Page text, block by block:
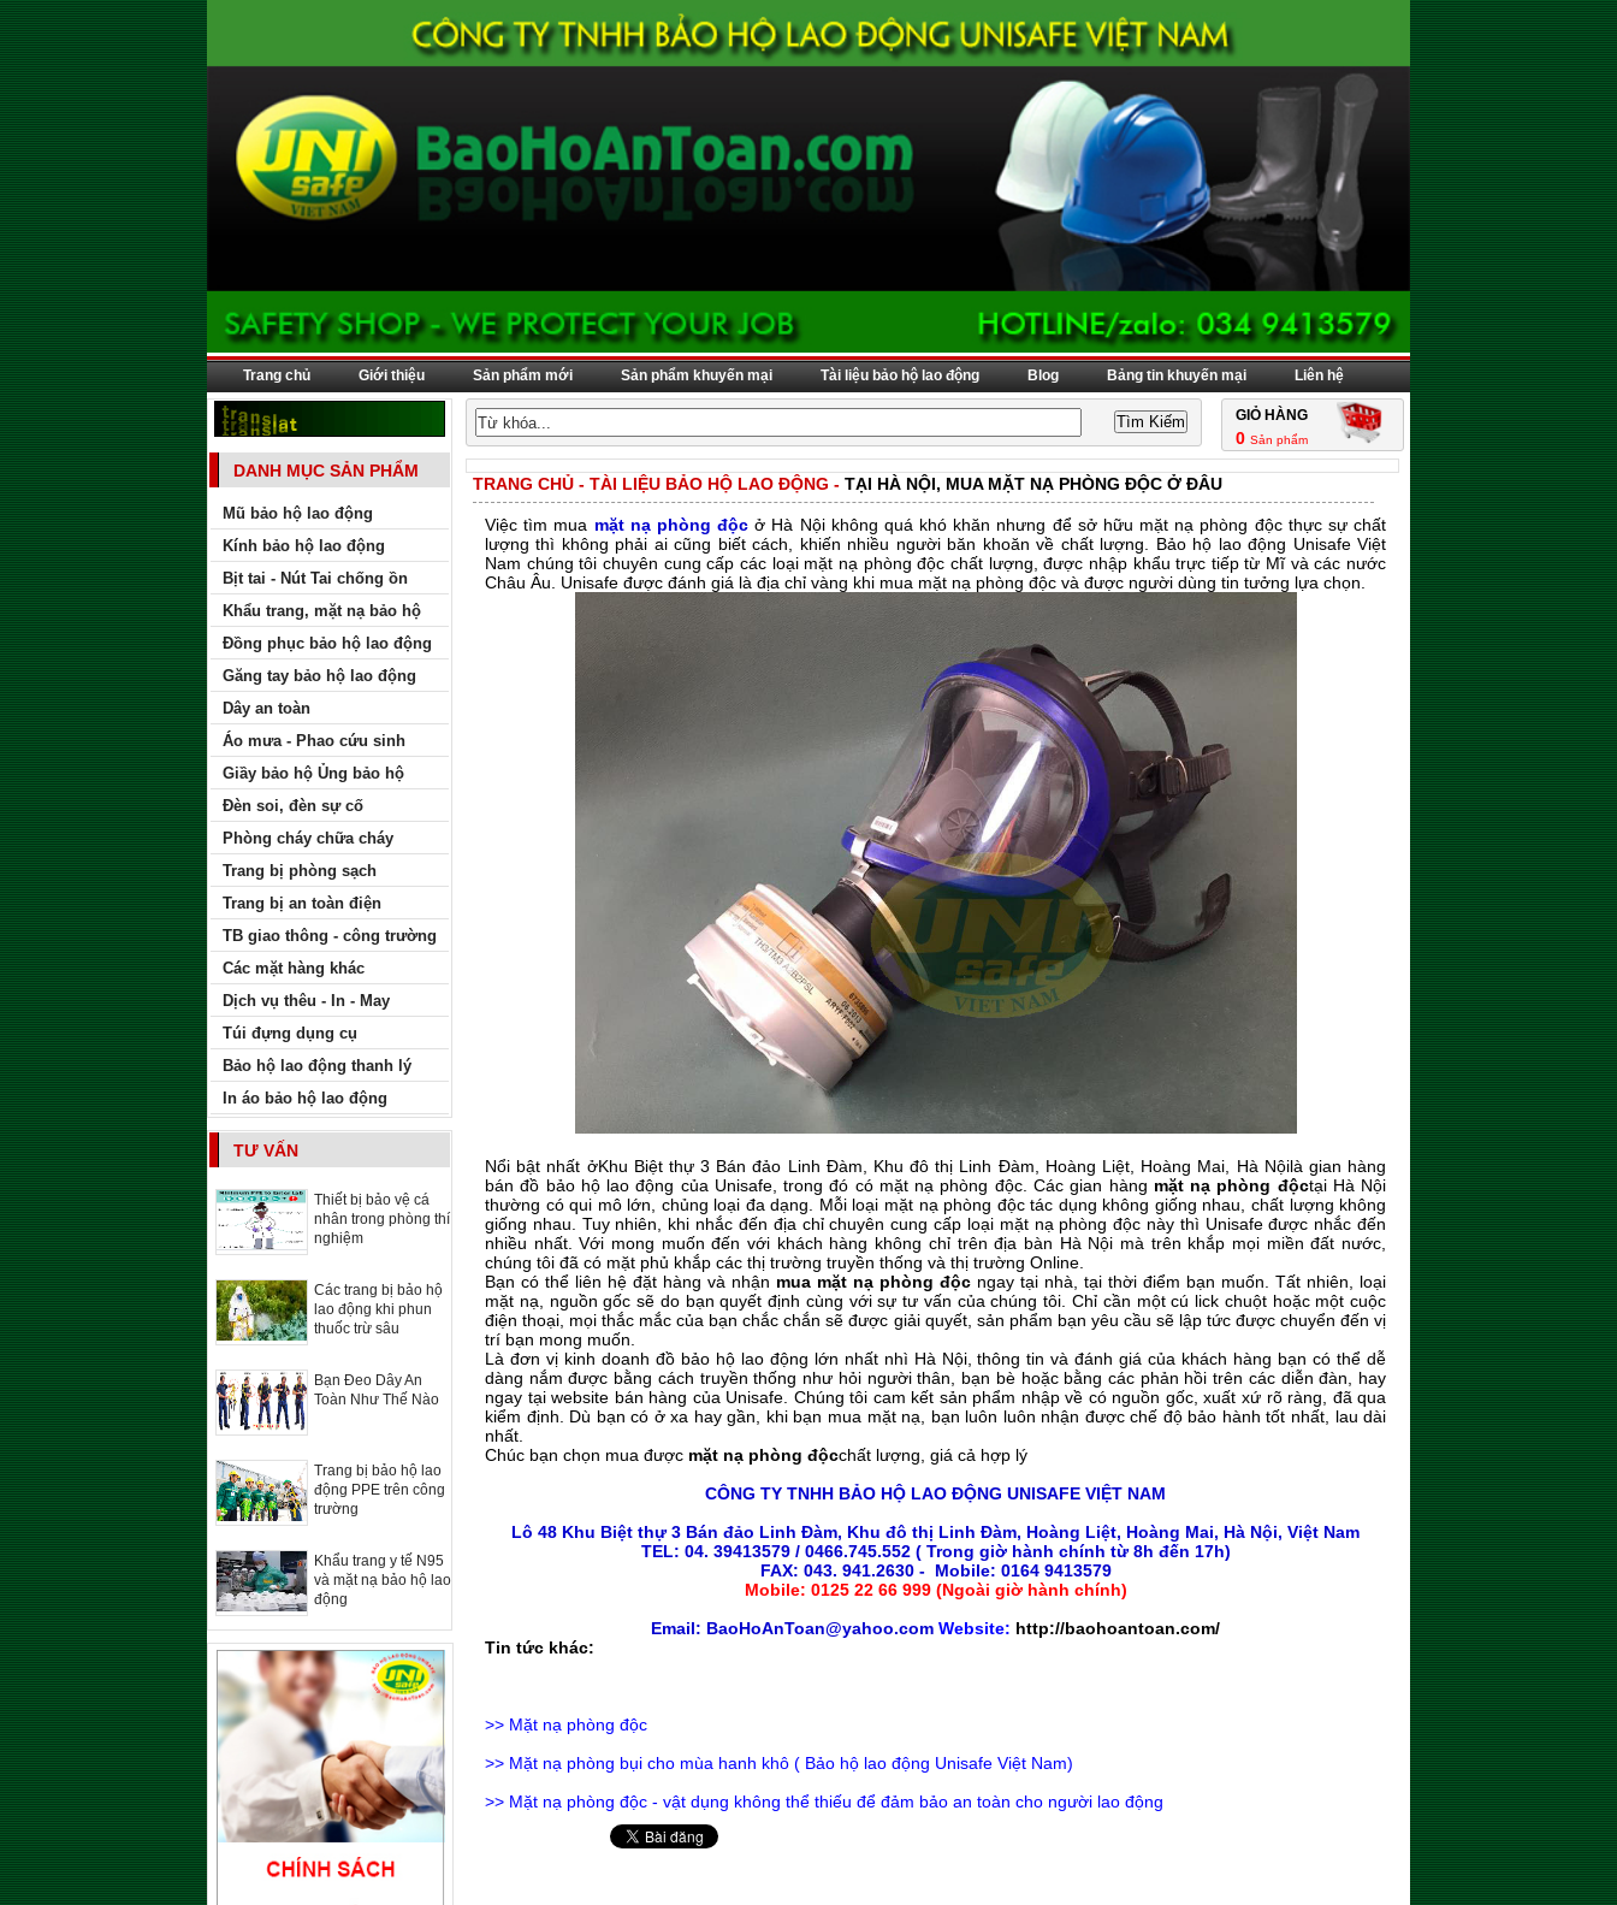
Trang chủ Giới thiệu Sản phẩm mới Sản phẩm khuyến mại Tài liệu bảo hộ lao động Blog Bảng tin khuyến mại Liên hệ
DANH MỤC SẢN PHẨM
Mũ bảo hộ lao động
Kính bảo hộ lao động
Bịt tai - Nút Tai chống ồn
Khẩu trang, mặt nạ bảo hộ
Đồng phục bảo hộ lao động
Găng tay bảo hộ lao động
Dây an toàn
Áo mưa - Phao cứu sinh
Giầy bảo hộ Ủng bảo hộ
Đèn soi, đèn sự cố
Phòng cháy chữa cháy
Trang bị phòng sạch
Trang bị an toàn điện
TB giao thông - công trường
Các mặt hàng khác
Dịch vụ thêu - In - May
Túi đựng dụng cụ
Bảo hộ lao động thanh lý
In áo bảo hộ lao động
TƯ VẤN
Thiết bị bảo vệ cá
nhân trong phòng thí
nghiệm
Các trang bị bảo hộ
lao động khi phun
thuốc trừ sâu
Bạn Đeo Dây An
Toàn Như Thế Nào
Trang bị bảo hộ lao
động PPE trên công
trường
Khẩu trang y tế N95
và mặt nạ bảo hộ lao
động
GIỎ HÀNG
0 Sản phẩm
TRANG CHỦ - TÀI LIỆU BẢO HỘ LAO ĐỘNG - TẠI HÀ NỘI, MUA MẶT NẠ PHÒNG ĐỘC Ở ĐÂU
Việc tìm mua mặt nạ phòng độc ở Hà Nội không quá khó khăn nhưng để sở hữu mặt nạ phòng độc thực sự chất
lượng thì không phải ai cũng biết cách, khiến nhiều người băn khoăn về chất lượng. Bảo hộ lao động Unisafe Việt
Nam chúng tôi chuyên cung cấp các loại mặt nạ phòng độc chất lượng, được nhập khẩu trực tiếp từ Mĩ và các nước
Châu Âu. Unisafe được đánh giá là địa chỉ vàng khi mua mặt nạ phòng độc và được người dùng tin tưởng lựa chọn.
Nổi bật nhất ởKhu Biệt thự 3 Bán đảo Linh Đàm, Khu đô thị Linh Đàm, Hoàng Liệt, Hoàng Mai, Hà Nộilà gian hàng
bán đồ bảo hộ lao động của Unisafe, trong đó có mặt nạ phòng độc. Các gian hàng mặt nạ phòng độctại Hà Nội
thường có qui mô lớn, chủng loại đa dạng. Mỗi loại mặt nạ phòng độc tác dụng không giống nhau, chất lượng không
giống nhau. Tuy nhiên, khi nhắc đến địa chỉ chuyên cung cấp loại mặt nạ phòng độc này thì Unisafe được nhắc đến
nhiều nhất. Với mong muốn đến với khách hàng không chỉ trên địa bàn Hà Nội mà trên khắp mọi miền đất nước,
chúng tôi đã có mặt phủ khắp các thị trường truyền thống và thị trường Online.
Bạn có thể liên hệ đặt hàng và nhận mua mặt nạ phòng độc ngay tại nhà, tại thời điểm bạn muốn. Tất nhiên, loại
mặt nạ, nguồn gốc sẽ do bạn quyết định cùng với sự tư vấn của chúng tôi. Chỉ cần một cú lick chuột hoặc một cuộc
điện thoại, mọi thắc mắc của bạn chắc chắn sẽ được giải quyết, sản phẩm bạn yêu cầu sẽ lập tức được chuyển đến vị
trí bạn mong muốn.
Là đơn vị kinh doanh đồ bảo hộ lao động lớn nhất nhì Hà Nội, thông tin và đánh giá của khách hàng bạn có thể dễ
dàng nắm được bằng cách truyền thống như hỏi người thân, bạn bè hoặc bằng các phản hồi trên các diễn đàn, hay
ngay tại website bán hàng của Unisafe. Chúng tôi cam kết sản phẩm nhập về có nguồn gốc, xuất xứ rõ ràng, đã qua
kiểm định. Dù bạn có ở xa hay gần, khi bạn mua mặt nạ, bạn luôn luôn nhận được chế độ bảo hành tốt nhất, lau dài
nhất.
Chúc bạn chọn mua được mặt nạ phòng độcchất lượng, giá cả hợp lý
CÔNG TY TNHH BẢO HỘ LAO ĐỘNG UNISAFE VIỆT NAM
Lô 48 Khu Biệt thự 3 Bán đảo Linh Đàm, Khu đô thị Linh Đàm, Hoàng Liệt, Hoàng Mai, Hà Nội, Việt Nam
TEL: 04. 39413579 / 0466.745.552 ( Trong giờ hành chính từ 8h đến 17h)
FAX: 043. 941.2630 - Mobile: 0164 9413579
Mobile: 0125 22 66 999 (Ngoài giờ hành chính)
Email: BaoHoAnToan@yahoo.comWebsite: http://baohoantoan.com/
Tin tức khác:
>> Mặt nạ phòng độc
>> Mặt nạ phòng bụi cho mùa hanh khô ( Bảo hộ lao động Unisafe Việt Nam)
>> Mặt nạ phòng độc - vật dụng không thể thiếu để đảm bảo an toàn cho người lao động